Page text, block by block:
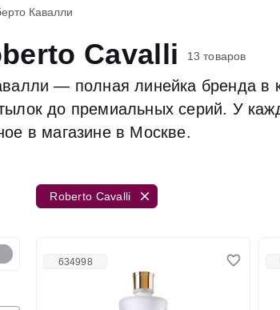
Кавалли
Cavalli 13 товаров
— полная линейка бренда в
до премиальных серий. У
в магазине в Москве.
Roberto Cavalli
634998